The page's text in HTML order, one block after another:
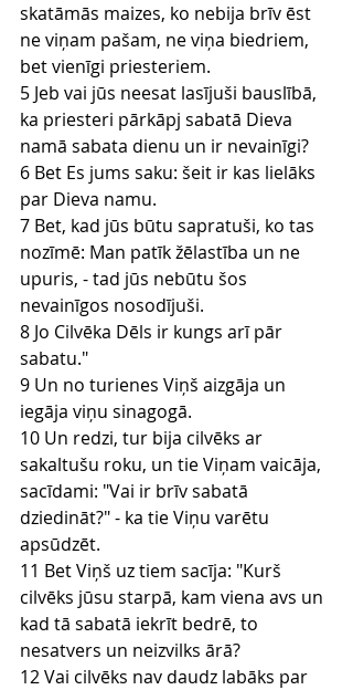
skatāmās maizes, ko nebija brīv ēst
ne viņam pašam, ne viņa biedriem,
bet vienīgi priesteriem.
5 Jeb vai jūs neesat lasījuši bauslībā,
ka priesteri pārkāpj sabatā Dieva
namā sabata dienu un ir nevainīgi?
6 Bet Es jums saku: šeit ir kas lielāks
par Dieva namu.
7 Bet, kad jūs būtu sapratuši, ko tas
nozīmē: Man patīk žēlastība un ne
upuris, - tad jūs nebūtu šos
nevainīgos nosodījuši.
8 Jo Cilvēka Dēls ir kungs arī pār
sabatu."
9 Un no turienes Viņš aizgāja un
iegāja viņu sinagogā.
10 Un redzi, tur bija cilvēks ar
sakaltušu roku, un tie Viņam vaicāja,
sacīdami: "Vai ir brīv sabatā
dziedināt?" - ka tie Viņu varētu
apsūdzēt.
11 Bet Viņš uz tiem sacīja: "Kurš
cilvēks jūsu starpā, kam viena avs un
kad tā sabatā iekrīt bedrē, to
nesatvers un neizvilks ārā?
12 Vai cilvēks nav daudz labāks par